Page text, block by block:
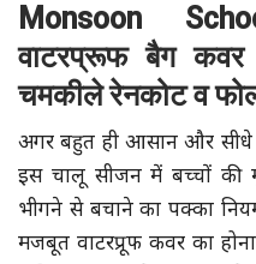
Monsoon
वाटरप्रूफ बैग
चमकीले रेनकोट व
अगर बहुत ही आसान और सीधे
इस चालू सीजन में बच्चों की
भीगने से बचाने का पक्का
मजबूत वाटरप्रूफ कवर का